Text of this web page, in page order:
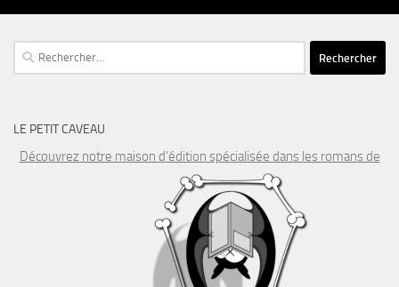
Rechercher :
LE PETIT CAVEAU
Découvrez notre maison d’édition spécialisée dans les romans de